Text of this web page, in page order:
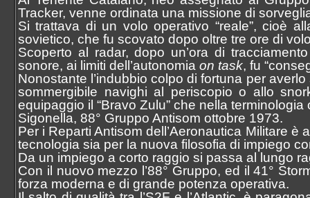
Tracker, venne ordinata una missione di
Si trattava di un volo operativo “reale”, cioè
sovietico, che fu scovato dopo oltre tre ore di
Scoperto al radar, dopo un’ora di
sonore, ai limiti dell’autonomia on task, fu
Nonostante l’indubbio colpo di fortuna per
sommergibile navighi al periscopio o allo
equipaggio il “Bravo Zulu” che nella terminologia
Sigonella, 88° Gruppo Antisom ottobre 1973.
Per i Reparti Antisom dell’Aeronautica Militare
tecnologia sia per la nuova filosofia di impiego
Da un impiego a corto raggio si passa al lungo
Con il nuovo mezzo l’88° Gruppo, ed il 41°
forza moderna e di grande potenza operativa.